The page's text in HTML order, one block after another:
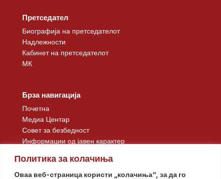
Политика за колачиња
Оваа веб-страница користи „колачиња“, за да го
Претседател
Биографија на претседателот
Надлежности
Кабинет на претседателот
МК
Брза навигација
Почетна
Медиа Центар
Совет за безбедност
Информации од јавен карактер